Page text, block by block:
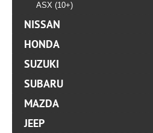
ASX (10+)
NISSAN
HONDA
SUZUKI
SUBARU
MAZDA
JEEP